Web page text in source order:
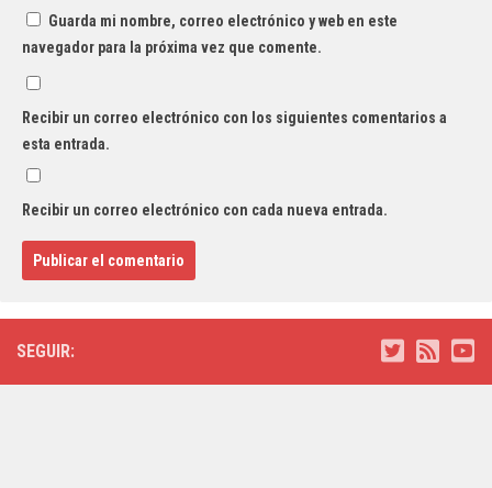
Guarda mi nombre, correo electrónico y web en este
navegador para la próxima vez que comente.
Recibir un correo electrónico con los siguientes comentarios a
esta entrada.
Recibir un correo electrónico con cada nueva entrada.
SEGUIR: